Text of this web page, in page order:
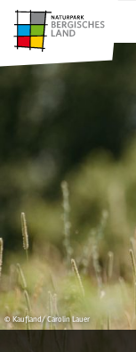
© Kaufland/ Carolin Lauer